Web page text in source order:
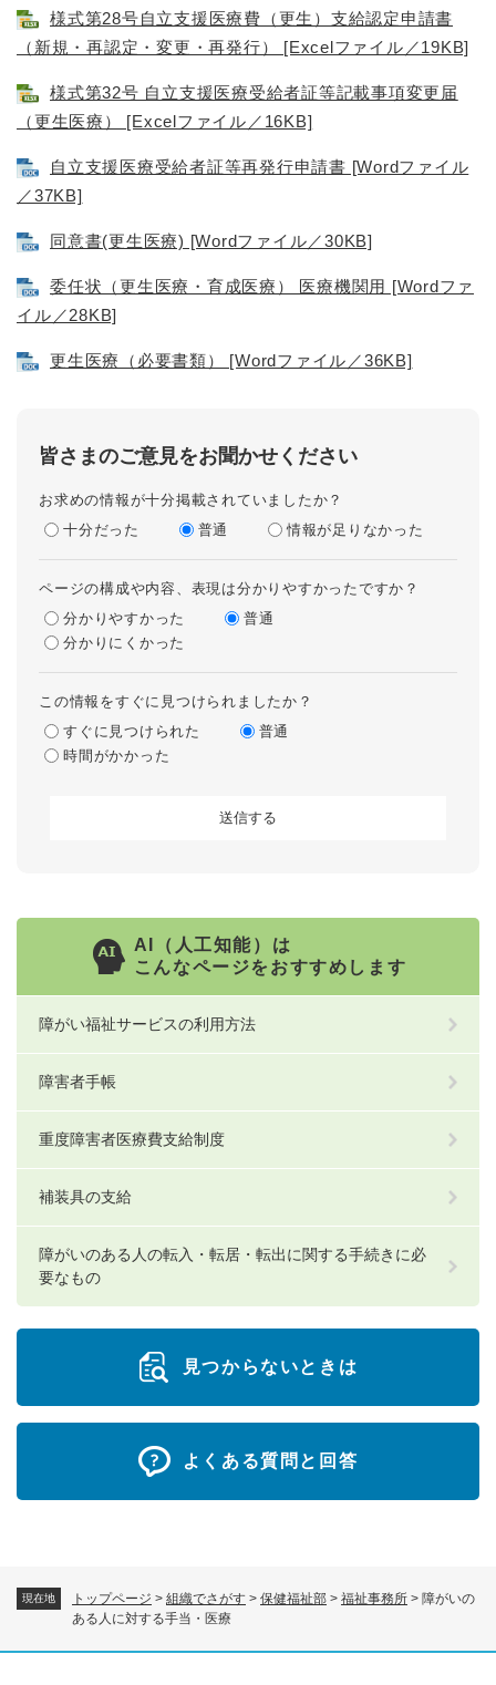
現在地 トップページ > 組織でさがす > 保健福祉部 > 福祉事務所 > 障がいの
ある人に対する手当・医療
様式第28号自立支援医療費（更生）支給認定申請書
（新規・再認定・変更・再発行） [Excelファイル／19KB]
様式第32号 自立支援医療受給者証等記載事項変更届
（更生医療） [Excelファイル／16KB]
自立支援医療受給者証等再発行申請書 [Wordファイル
／37KB]
同意書(更生医療) [Wordファイル／30KB]
委任状（更生医療・育成医療） 医療機関用 [Wordファ
イル／28KB]
更生医療（必要書類） [Wordファイル／36KB]
皆さまのご意見をお聞かせください
お求めの情報が十分掲載されていましたか？
十分だった
普通 情報が足りなかった
ページの構成や内容、表現は分かりやすかったですか？
分かりやすかった
普通
分かりにくかった
この情報をすぐに見つけられましたか？
すぐに見つけられた
普通
時間がかかった
AI（人工知能）は
こんなページをおすすめします
障がい福祉サービスの利用方法
障害者手帳
重度障害者医療費支給制度
補装具の支給
障がいのある人の転入・転居・転出に関する手続きに必
要なもの
見つからないときは
よくある質問と回答